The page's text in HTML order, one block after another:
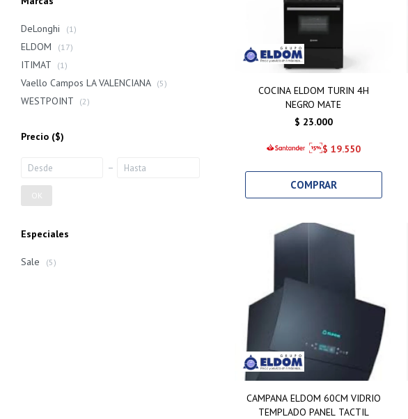
COCINA ELDOM TURIN 4H
NEGRO MATE
$ 23.000
$ 19.550
CAMPANA ELDOM 60CM VIDRIO
TEMPLADO PANEL TACTIL
DeLonghi (1)
ELDOM (17)
ITIMAT (1)
Vaello Campos LA VALENCIANA (5)
WESTPOINT (2)
Precio ($)
OK
Especiales
Sale (5)